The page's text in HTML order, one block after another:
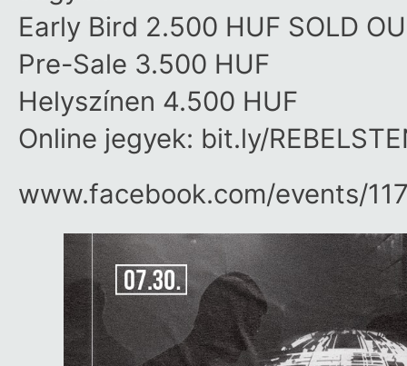
Early Bird 2.500 HUF SOLD
Pre-Sale 3.500 HUF
Helyszínen 4.500 HUF
Online jegyek: bit.ly/
www.facebook.com/​events/​